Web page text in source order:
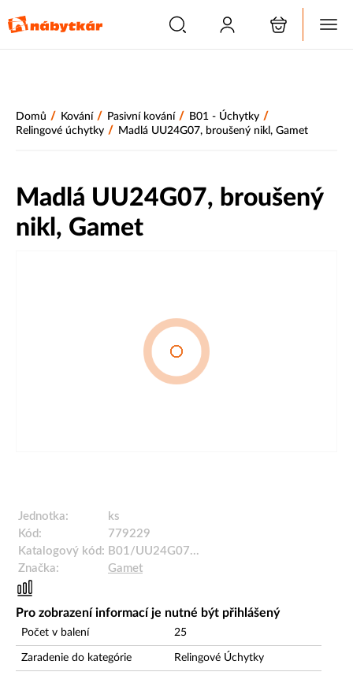
Domů / Kování / Pasivní kování / B01 - Úchytky /
Relingové úchytky / Madlá UU24G07, broušený nikl, Gamet
Madlá UU24G07, broušený
nikl, Gamet
Jednotka:
ks
Kód:
779229
Katalogový kód: B01/UU24G07...
Značka:
Gamet
Pro zobrazení informací je nutné být přihlášený
Počet v balení 25
Zaradenie do kategórie Relingové Úchytky